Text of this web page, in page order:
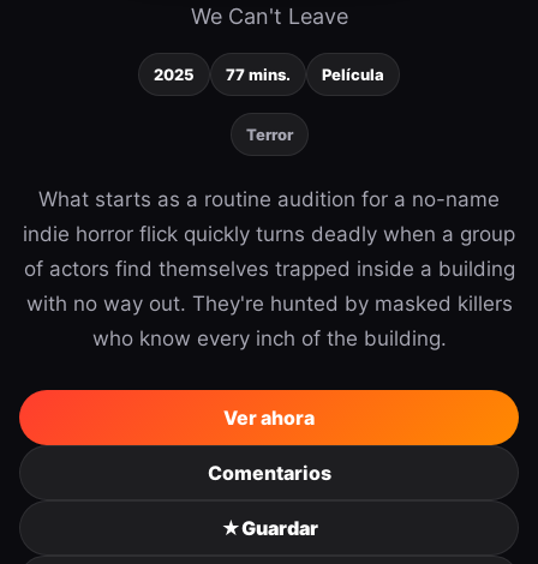
We Can't Leave
2025 77 mins. Película
Terror
What starts as a routine audition for a no-name
indie horror flick quickly turns deadly when a group
of actors find themselves trapped inside a building
with no way out. They're hunted by masked killers
who know every inch of the building.
Ver ahora
Comentarios
★Guardar